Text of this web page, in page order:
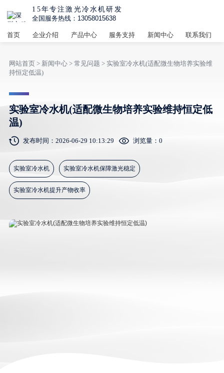
15年专注激光冷水机研发
全国服务热线：13058015638
首页 企业介绍 产品中心 服务支持 新闻中心 联系我们
网站首页> 新闻中心> 常见问题 > 实验室冷水机(适配微生物培养实验维
持恒定低温)
实验室冷水机(适配微生物培养实验维持恒定低
温)
发布时间：2026-06-29 10:13:29 浏览量： 0
实验室冷水机 实验室冷水机保障激光稳定
实验室冷水机提升产物收率